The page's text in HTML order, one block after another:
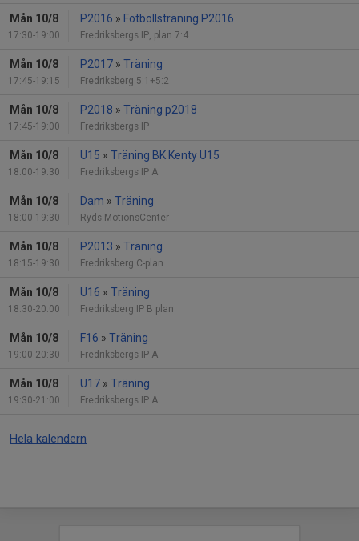
Mån 10/8
17:30-19:00
P2016 » Fotbollsträning P2016
Fredriksbergs IP, plan 7:4
Mån 10/8
17:45-19:15
P2017 » Träning
Fredriksberg 5:1+5:2
Mån 10/8
17:45-19:00
P2018 » Träning p2018
Fredriksbergs IP
Mån 10/8
18:00-19:30
U15 » Träning BK Kenty U15
Fredriksbergs IP A
Mån 10/8
18:00-19:30
Dam » Träning
Ryds MotionsCenter
Mån 10/8
18:15-19:30
P2013 » Träning
Fredriksberg C-plan
Mån 10/8
18:30-20:00
U16 » Träning
Fredriksberg IP B plan
Mån 10/8
19:00-20:30
F16 » Träning
Fredriksbergs IP A
Mån 10/8
19:30-21:00
U17 » Träning
Fredriksbergs IP A
Hela kalendern